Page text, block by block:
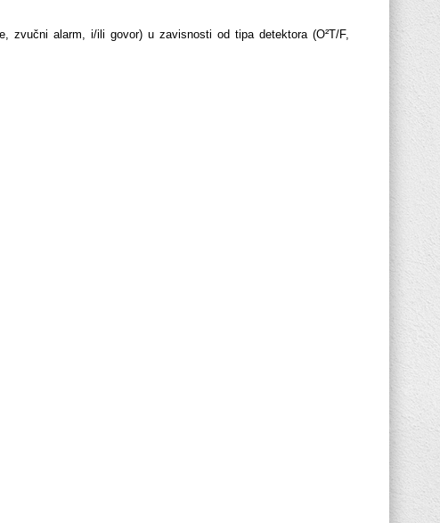
zvučni alarm, i/ili govor) u zavisnosti od tipa detektora (O²T/F,